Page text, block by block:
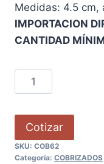
Medidas: 4.5 cm,
IMPORTACION
CANTIDAD
Cotizar
SKU: COB62
Categoría: COBRIZADOS